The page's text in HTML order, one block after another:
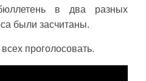
в два разных
были засчитаны.
проголосовать.